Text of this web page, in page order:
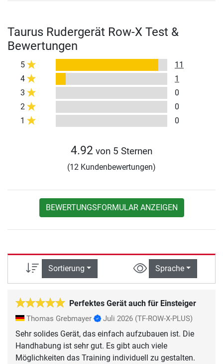
Taurus Rudergerät Row-X Test &
Bewertungen
5
11
4
1
3
0
2
0
1
0
4.92 von 5 Sternen
(12 Kundenbewertungen)
BEWERTUNGSFORMULAR ANZEIGEN
Sortierung Sprache
Perfektes Gerät auch für Einsteiger
Thomas Grebmayer Juli 2026 (TF-ROW-X-PLUS)
Sehr solides Gerät, das einfach aufzubauen ist. Die
Handhabung ist sehr gut. Es gibt auch viele
Möglichkeiten das Training individuell zu gestalten.